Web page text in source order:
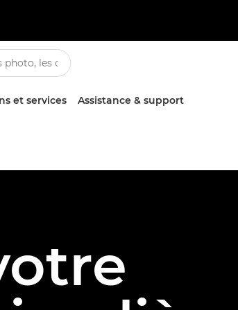
et services Assistance & support